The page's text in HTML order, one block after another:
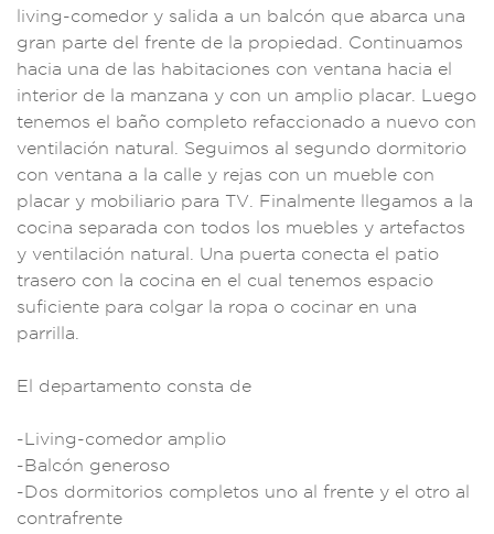
living-comedor y salida a un balcón que abarca una
gran parte del frente de la propiedad. Continuamos
hacia una de l as habitaciones con ventana hacia el
interior de la manzana y con un amplio placar. Luego
tenemos el baño completo refaccionado a nuevo con
ventilación natural. Seguimos al segundo dormitorio
con ventana a la calle y rejas con un mueb le con
placar y mobiliario para TV. Finalmente llegamos a la
cocina separada con todos los muebles y artefactos
y ventilación natural. Una puerta conecta el patio
trasero con la cocina en el cual tenemos espacio
suficiente para colgar la ropa o cocinar en una
parrilla.
El departamento consta de
-Living-comedor amplio
-Balcón generoso
-Dos dormitorios completos uno a l frente y e l otro al
contrafrente